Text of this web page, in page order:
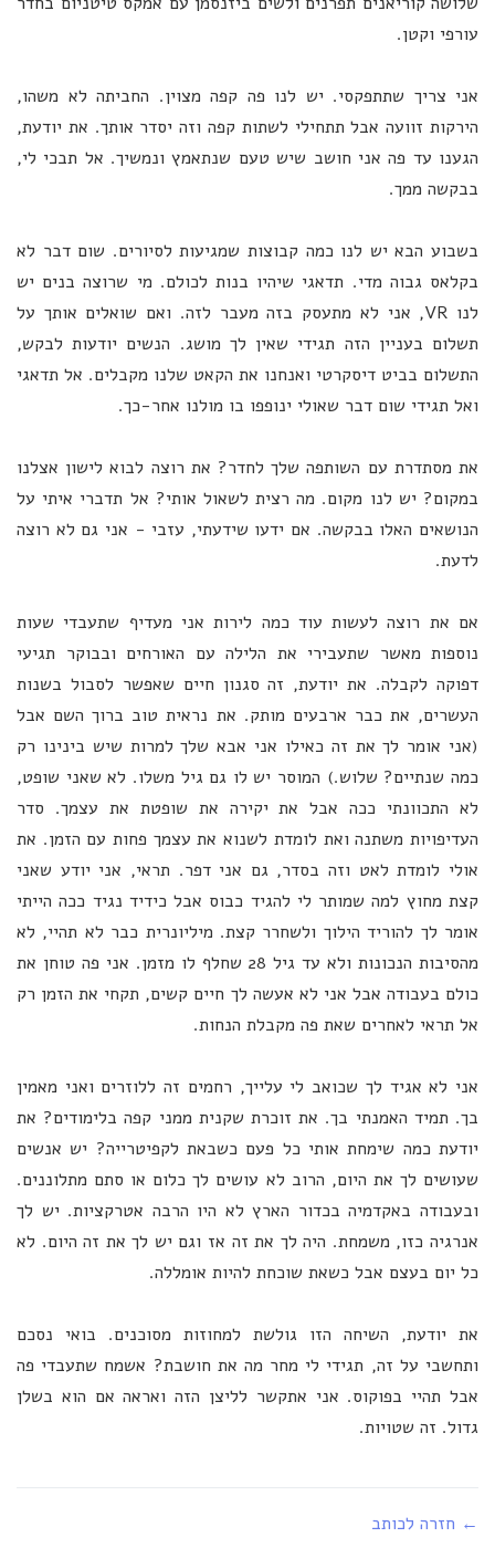
עורפי וקטן.
אני צריך שתתפקסי. יש לנו פה קפה מצוין. החביתה לא משהו,
הירקות זוועה אבל תתחילי לשתות קפה וזה יסדר אותך. את יודעת,
הגענו עד פה אני חושב שיש טעם שנתאמץ ונמשיך. אל תבכי לי,
בבקשה ממך.
בשבוע הבא יש לנו כמה קבוצות שמגיעות לסיורים. שום דבר לא
בקלאס גבוה מדי. תדאגי שיהיו בנות לכולם. מי שרוצה בנים יש
לנו VR, אני לא מתעסק בזה מעבר לזה. ואם שואלים אותך על
תשלום בעניין הזה תגידי שאין לך מושג. הנשים יודעות לבקש,
התשלום בביט דיסקרטי ואנחנו את הקאט שלנו מקבלים. אל תדאגי
ואל תגידי שום דבר שאולי ינופפו בו מולנו אחר-כך.
את מסתדרת עם השותפה שלך לחדר? את רוצה לבוא לישון אצלנו
במקום? יש לנו מקום. מה רצית לשאול אותי? אל תדברי איתי על
הנושאים האלו בבקשה. אם ידעו שידעתי, עזבי - אני גם לא רוצה
לדעת.
אם את רוצה לעשות עוד כמה לירות אני מעדיף שתעבדי שעות
נוספות מאשר שתעבירי את הלילה עם האורחים ובבוקר תגיעי
דפוקה לקבלה. את יודעת, זה סגנון חיים שאפשר לסבול בשנות
העשרים, את כבר ארבעים מותק. את נראית טוב ברוך השם אבל
(אני אומר לך את זה כאילו אני אבא שלך למרות שיש בינינו רק
כמה שנתיים? שלוש.) המוסר יש לו גם גיל משלו. לא שאני שופט,
לא התכוונתי ככה אבל את יקירה את שופטת את עצמך. סדר
העדיפויות משתנה ואת לומדת לשנוא את עצמך פחות עם הזמן. את
אולי לומדת לאט וזה בסדר, גם אני דפר. תראי, אני יודע שאני
קצת מחוץ למה שמותר לי להגיד כבוס אבל כידיד נגיד ככה הייתי
אומר לך להוריד הילוך ולשחרר קצת. מיליונרית כבר לא תהיי, לא
מהסיבות הנכונות ולא עד גיל 28 שחלף לו מזמן. אני פה טוחן את
כולם בעבודה אבל אני לא אעשה לך חיים קשים, תקחי את הזמן רק
אל תראי לאחרים שאת פה מקבלת הנחות.
אני לא אגיד לך שכואב לי עלייך, רחמים זה ללוזרים ואני מאמין
בך. תמיד האמנתי בך. את זוכרת שקנית ממני קפה בלימודים? את
יודעת כמה שימחת אותי כל פעם כשבאת לקפיטרייה? יש אנשים
שעושים לך את היום, הרוב לא עושים לך כלום או סתם מתלוננים.
ובעבודה באקדמיה בכדור הארץ לא היו הרבה אטרקציות. יש לך
אנרגיה כזו, משמחת. היה לך את זה אז וגם יש לך את זה היום. לא
כל יום בעצם אבל כשאת שוכחת להיות אומללה.
את יודעת, השיחה הזו גולשת למחוזות מסוכנים. בואי נסכם
ותחשבי על זה, תגידי לי מחר מה את חושבת? אשמח שתעבדי פה
אבל תהיי בפוקוס. אני אתקשר לליצן הזה ואראה אם הוא בשלן
גדול. זה שטויות.
← חזרה לכותב